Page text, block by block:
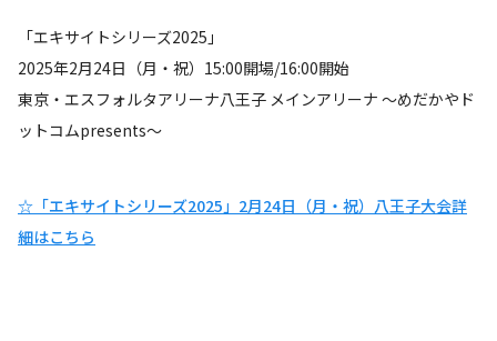
「エキサイトシリーズ2025」
2025年2月24日（月・祝）15:00開場/16:00開始
東京・エスフォルタアリーナ八王子 メインアリーナ ～めだかやド
ットコムpresents～
☆「エキサイトシリーズ2025」2月24日（月・祝）八王子大会詳
細はこちら